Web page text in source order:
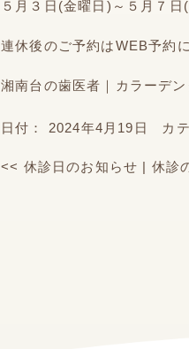
５月３日(金曜日)～５月７
連休後のご予約はWEB予約
湘南台の歯医者｜カラーデ
日付： 2024年4月19日 カテ
<< 休診日のお知らせ | 休診